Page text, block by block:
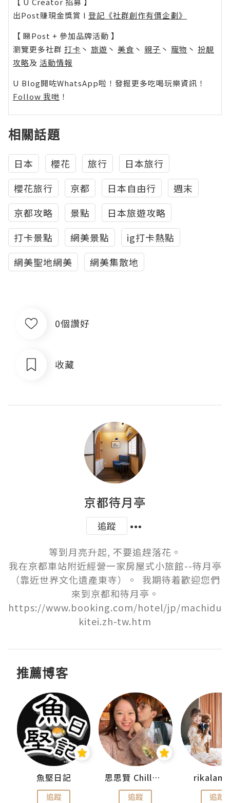
出Post賺現金獎賞 l 登記《社群創作有價企劃》
【 睇Post + 參加品牌活動 】
瀏覽更多社群 打卡 丶 旅遊 丶 美食 丶 親子 丶 寵物 丶 扮靚
攻略及 活動情報
U Blog開咗WhatsApp啦！發掘更多吃喝玩樂資訊！
Follow 我哋 ！
相關話題
日本 櫻花 旅行
日本旅行
櫻花旅行
京都 日本自由行
週末
京都攻略
景點
日本旅遊攻略
打卡景點
網美景點
ig打卡熱點
網美聖地網美
網美集散地
0個讚好
收藏
京都待月亭
追蹤
等到月亮升起, 不要追趕落花。
我在京都車站附近經營一家房屋式小旅館--待月亭
（靠近世界文化遺產東寺）。  我期待着歡迎您們
來到京都和待月亭。
https://www.booking.com/hotel/jp/machidu
kitei.zh-tw.htm
推薦博客
魚堅日記
追蹤
思思賢 ChillMyBabe
追蹤 追蹤